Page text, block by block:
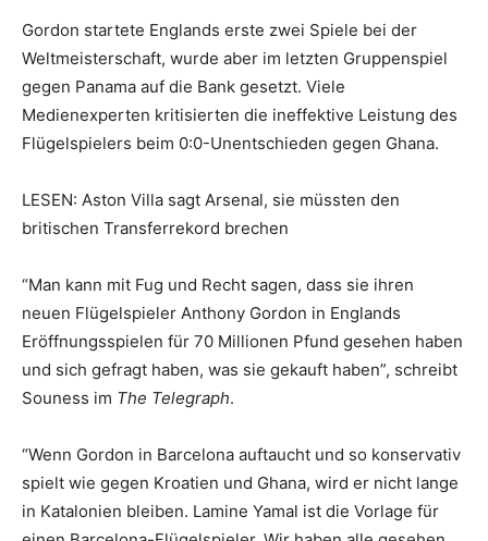
Gordon startete Englands erste zwei Spiele bei der
Weltmeisterschaft, wurde aber im letzten Gruppenspiel
gegen Panama auf die Bank gesetzt. Viele
Medienexperten kritisierten die ineffektive Leistung des
Flügelspielers beim 0:0-Unentschieden gegen Ghana.
LESEN: Aston Villa sagt Arsenal, sie müssten den
britischen Transferrekord brechen
“Man kann mit Fug und Recht sagen, dass sie ihren
neuen Flügelspieler Anthony Gordon in Englands
Eröffnungsspielen für 70 Millionen Pfund gesehen haben
und sich gefragt haben, was sie gekauft haben”, schreibt
Souness im The Telegraph.
“Wenn Gordon in Barcelona auftaucht und so konservativ
spielt wie gegen Kroatien und Ghana, wird er nicht lange
in Katalonien bleiben. Lamine Yamal ist die Vorlage für